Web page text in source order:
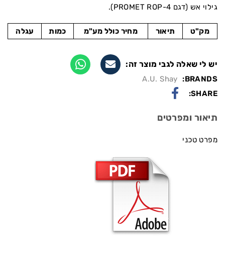
גילוי אש (דגם PROMET ROP-4).
מק"ט תיאור מחיר כולל מע"מ כמות עגלה
יש לי שאלה לגבי מוצר זה:
BRANDS:
A.U. Shay
SHARE:
תיאור ומפרטים
מפרט טכני